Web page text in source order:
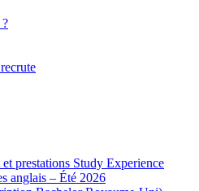
prestations Study Experience
anglais – Été 2026